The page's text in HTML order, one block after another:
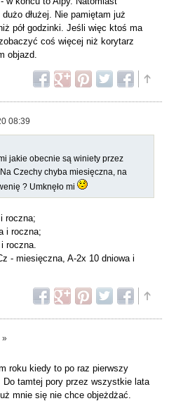
dłużej. Nie pamiętam już
pół godzinki. Jeśli więc ktoś ma
coś więcej niż korytarz
objazd.
08:39
jakie obecnie są winiety przez
Czechy chyba miesięczna, na
? Umknęło mi
roczna;
i roczna;
roczna.
- miesięczna, A-2x 10 dniowa i
»
roku kiedy to po raz pierwszy
Do tamtej pory przez wszystkie lata
mnie się nie chce objeżdżać.